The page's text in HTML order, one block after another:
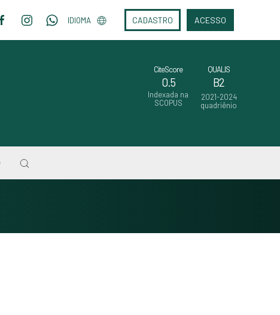
IDIOMA CADASTRO ACESSO
CiteScore
0.5
Indexada na
SCOPUS
QUALIS
B2
2021-2024
quadriênio